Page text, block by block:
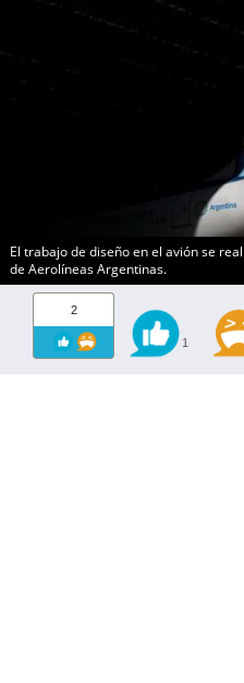
El trabajo de diseño en el avión se
de Aerolíneas Argentinas.
2
1